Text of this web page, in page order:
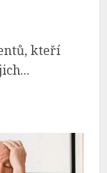
kteří